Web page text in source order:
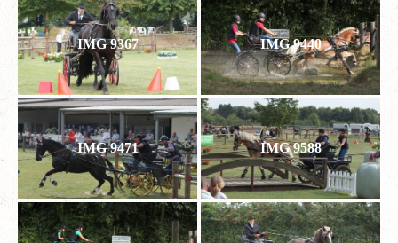
IMG 9367 IMG 9440
IMG 9471 IMG 9588